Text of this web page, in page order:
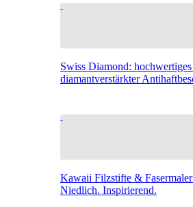
Swiss Diamond:
diamantverstärkter
Kawaii Filzstifte &
Niedlich. Inspirierend.